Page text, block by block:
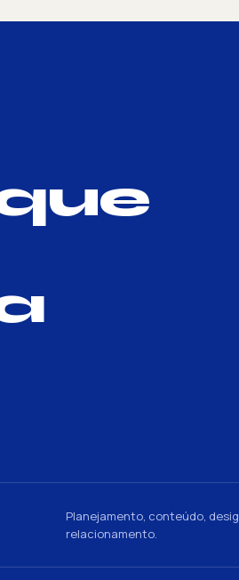
Planejamento, conteúdo,
relacionamento.